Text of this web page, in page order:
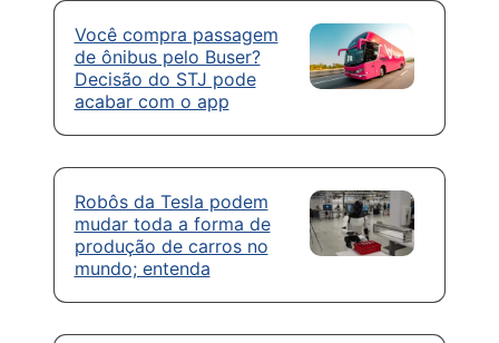
Você compra passagem
de ônibus pelo Buser?
Decisão do STJ pode
acabar com o app
Robôs da Tesla podem
mudar toda a forma de
produção de carros no
mundo; entenda